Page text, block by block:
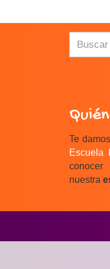
Te
Escuela
conocer
nuestra